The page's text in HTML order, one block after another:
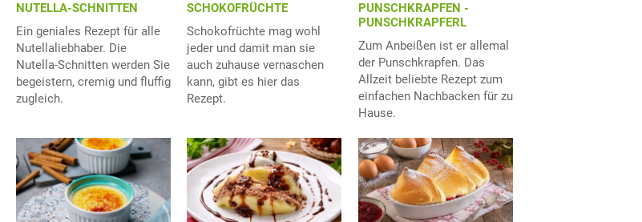
NUTELLA-SCHNITTEN
Ein geniales Rezept für alle
Nutellaliebhaber. Die
Nutella-Schnitten werden Sie
begeistern, cremig und fluffig
zugleich.
SCHOKOFRÜCHTE
Schokofrüchte mag wohl
jeder und damit man sie
auch zuhause vernaschen
kann, gibt es hier das
Rezept.
PUNSCHKRAPFEN -
PUNSCHKRAPFERL
Zum Anbeißen ist er allemal
der Punschkrapfen. Das
Allzeit beliebte Rezept zum
einfachen Nachbacken für zu
Hause.